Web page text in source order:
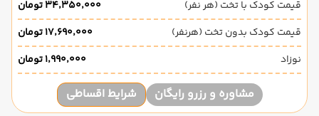
قیمت کودک با تخت (هر نفر)
۳۴٬۳۵۰٬۰۰۰ تومان
قیمت کودک بدون تخت (هرنفر)
۱۷٬۶۹۰٬۰۰۰ تومان
نوزاد
۱٬۹۹۰٬۰۰۰ تومان
مشاوره و رزرو رایگان شرایط اقساطی